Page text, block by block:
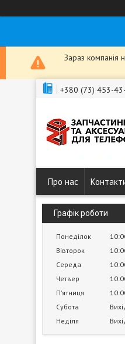
Зараз компанія
+380 (73) 453-
Про нас
Графік роботи
Понеділок
Вівторок
Середа
Четвер
Пʼятниця
Субота
Неділя